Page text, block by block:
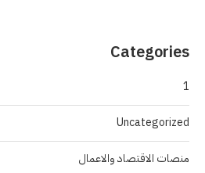
Categories
1
Uncategorized
منصات الاقتصاد والاعمال